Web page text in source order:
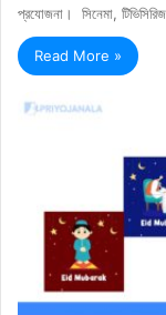
প্রযোজনা। সিনেমা,
Read More »